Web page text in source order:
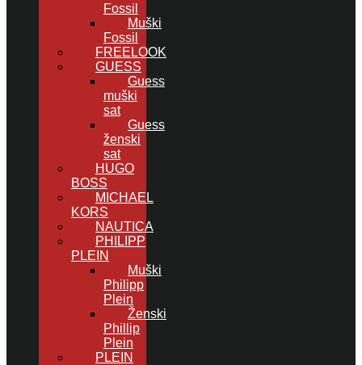
Fossil
Muški
Fossil
FREELOOK
GUESS
Guess
muški
sat
Guess
ženski
sat
HUGO
BOSS
MICHAEL
KORS
NAUTICA
PHILIPP
PLEIN
Muški
Philipp
Plein
Ženski
Phillip
Plein
PLEIN